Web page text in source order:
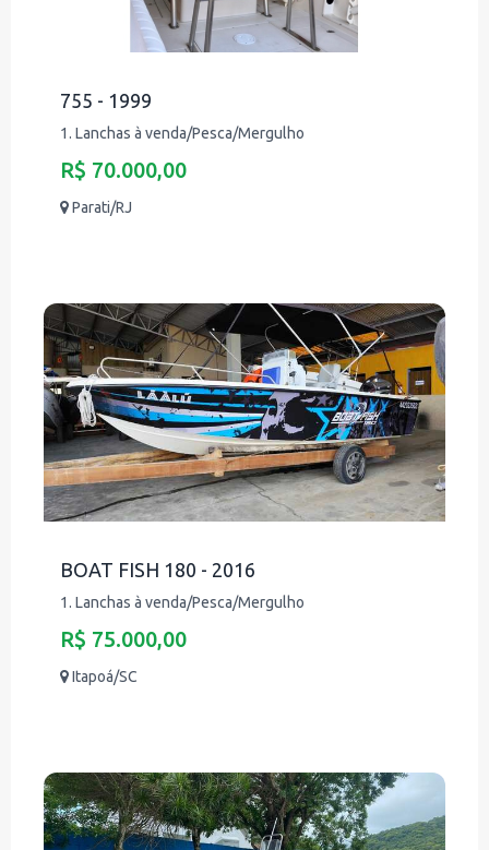
755 - 1999
1. Lanchas à venda/Pesca/Mergulho
R$ 70.000,00
Parati/RJ
BOAT FISH 180 - 2016
1. Lanchas à venda/Pesca/Mergulho
R$ 75.000,00
Itapoá/SC